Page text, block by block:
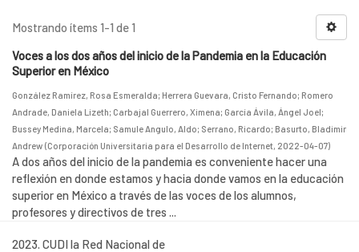
Mostrando ítems 1-1 de 1
Voces a los dos años del inicio de la Pandemia en la Educación
Superior en México
González Ramírez, Rosa Esmeralda; Herrera Guevara, Cristo Fernando; Romero
Andrade, Daniela Lizeth; Carbajal Guerrero, Ximena; García Ávila, Ángel Joel;
Bussey Medina, Marcela; Samule Angulo, Aldo; Serrano, Ricardo; Basurto, Bladimir
Andrew (Corporación Universitaria para el Desarrollo de Internet, 2022-04-07)
A dos años del inicio de la pandemia es conveniente hacer una
reflexión en donde estamos y hacia donde vamos en la educación
superior en México a través de las voces de los alumnos,
profesores y directivos de tres ...
2023. CUDI la Red Nacional de